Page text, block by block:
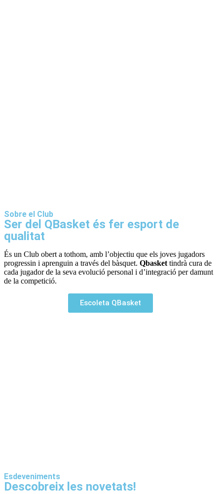
Sobre el Club
Ser del QBasket és fer esport de
qualitat
És un Club obert a tothom, amb l’objectiu que els joves jugadors
progressin i aprenguin a través del bàsquet. Qbasket tindrà cura de
cada jugador de la seva evolució personal i d’integració per damunt
de la competició.
Escoleta QBasket
Esdeveniments
Descobreix les novetats!